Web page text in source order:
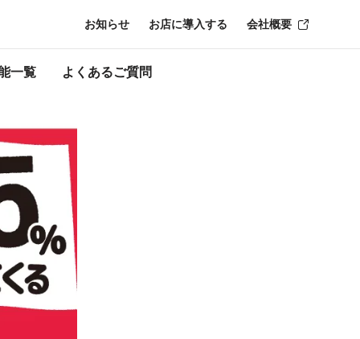
一覧 よくあるご質問
お知らせ お店に導入する 会社概要